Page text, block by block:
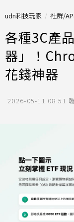
udn科技玩家 社群/
各種3C產
器」！
花錢神器
2026-05-11 08:51